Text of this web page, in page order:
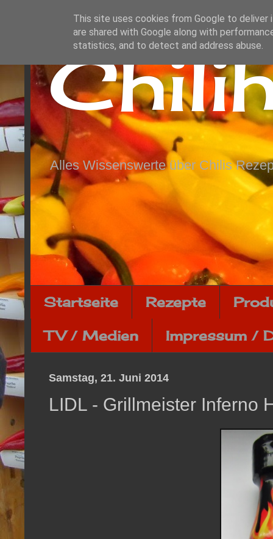
Alles Wissenswerte über Chilis
Startseite Rezepte
TV / Medien Impressum /
Samstag, 21. Juni 2014
LIDL - Grillmeister Inferno
This site uses cookies from Google to deliver
are shared with Google along with
statistics, and to detect and address abuse.